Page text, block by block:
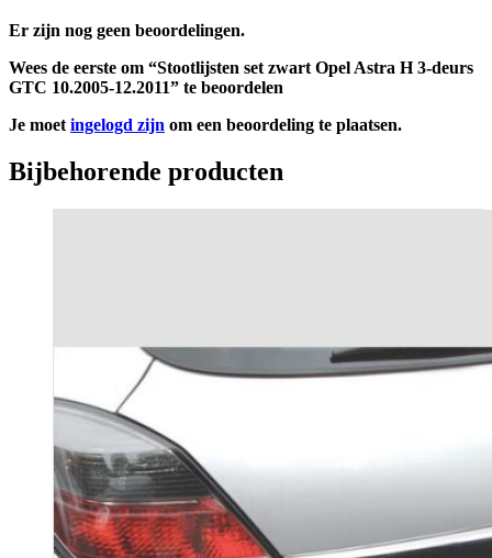
Er zijn nog geen beoordelingen.
Wees de eerste om “Stootlijsten set zwart Opel Astra H 3-deurs
GTC 10.2005-12.2011” te beoordelen
Je moet ingelogd zijn om een beoordeling te plaatsen.
Bijbehorende producten